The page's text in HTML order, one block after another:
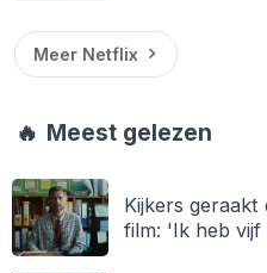
Meer Netflix
🔥 Meest gelezen
Kijkers
film: 'Ik heb vijf